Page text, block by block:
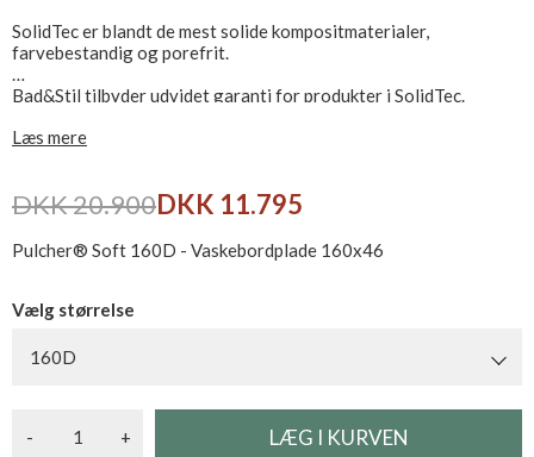
SolidTec er blandt de mest solide kompositmaterialer,
farvebestandig og porefrit.
Bad&Stil tilbyder udvidet garanti for produkter i SolidTec.
Leveres ekskl. bundventil, bestilles seperat.
Læs mere
DKK 20.900DKK 11.795
Pulcher® Soft 160D - Vaskebordplade 160x46
Vælg størrelse
160D
- +